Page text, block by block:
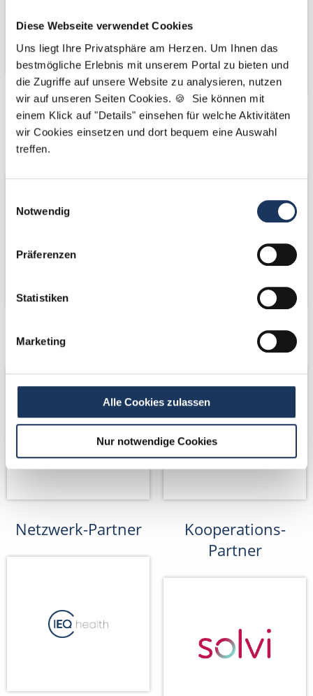
Diese Webseite verwendet Cookies
Uns liegt Ihre Privatsphäre am Herzen. Um Ihnen das
bestmögliche Erlebnis mit unserem Portal zu bieten und
die Zugriffe auf unsere Website zu analysieren, nutzen
wir auf unseren Seiten Cookies. 🍪 Sie können mit
einem Klick auf "Details" einsehen für welche Aktivitäten
wir Cookies einsetzen und dort bequem eine Auswahl
treffen.
Notwendig
Präferenzen
Statistiken
Marketing
Alle Cookies zulassen
Nur notwendige Cookies
Kooperations-
Kooperations-
Netzwerk-Partner Netzwerk-Partner
Netzwerk-Partner
Kooperations-
Partner